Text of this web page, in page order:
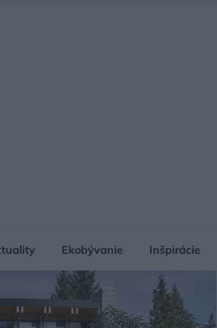
Ekobývanie Inšpirácie